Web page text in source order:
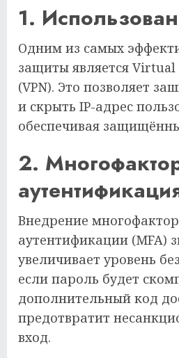
1.
Одним из самых
защиты является
(VPN). Это позволяет
и скрыть IP-адрес
обеспечивая
2.
Внедрение
аутентификации (MFA)
увеличивает уровень
если пароль будет
дополнительный код
предотвратит
вход.